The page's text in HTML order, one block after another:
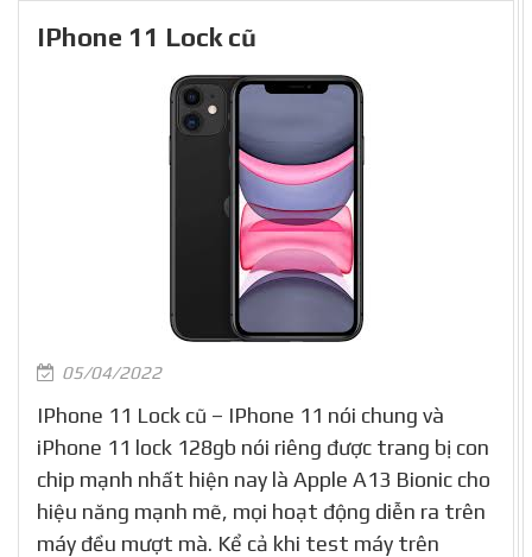
IPhone 11 Lock cũ
05/04/2022
IPhone 11 Lock cũ – IPhone 11 nói chung và
iPhone 11 lock 128gb nói riêng được trang bị con
chip mạnh nhất hiện nay là Apple A13 Bionic cho
hiệu năng mạnh mẽ, mọi hoạt động diễn ra trên
máy đều mượt mà. Kể cả khi test máy trên